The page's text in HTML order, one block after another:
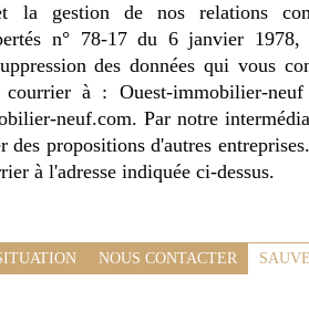
la gestion de nos relations
n° 78-17 du 6 janvier 1978,
des données qui vous
courrier à : Ouest-immobilier-
neuf.com. Par notre
des propositions d'autres
à l'adresse indiquée ci-dessus.
NOUS CONTACTER